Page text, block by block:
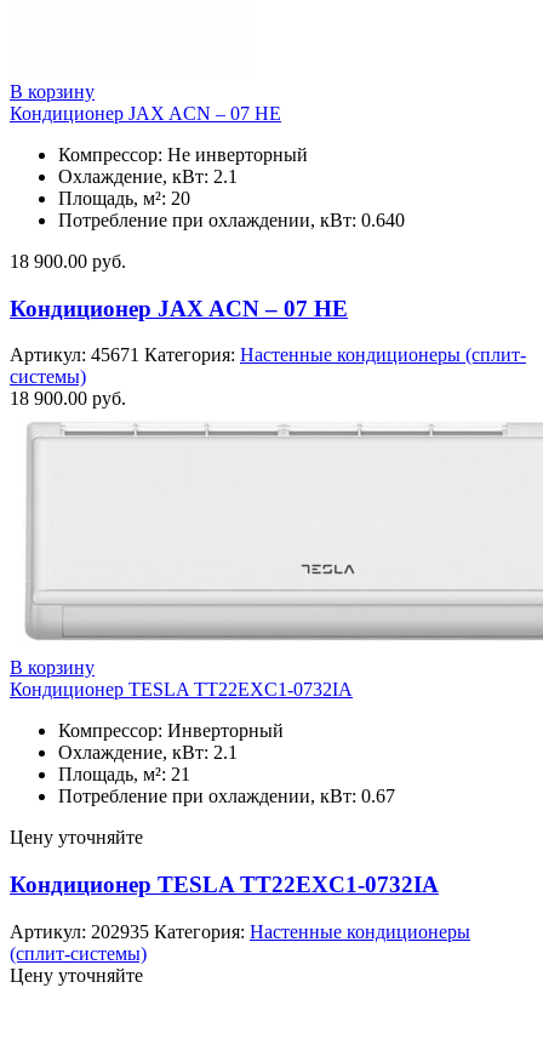
В корзину
Кондиционер JAX ACN – 07 HE
Компрессор: Не инверторный
Охлаждение, кВт: 2.1
Площадь, м²: 20
Потребление при охлаждении, кВт: 0.640
18 900.00 руб.
Кондиционер JAX ACN – 07 HE
Артикул: 45671 Категория: Настенные кондиционеры (сплит-
системы)
18 900.00 руб.
В корзину
Кондиционер TESLA TT22EXC1-0732IA
Компрессор: Инверторный
Охлаждение, кВт: 2.1
Площадь, м²: 21
Потребление при охлаждении, кВт: 0.67
Цену уточняйте
Кондиционер TESLA TT22EXC1-0732IA
Артикул: 202935 Категория: Настенные кондиционеры
(сплит-системы)
Цену уточняйте